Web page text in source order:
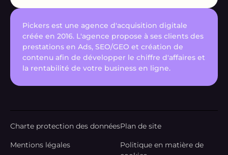
Pickers est une agence d'acquisition digitale
créée en 2016. L'agence propose à ses clients des
prestations en Ads, SEO/GEO et création de
contenu afin de développer le chiffre d'affaires et
la rentabilité de votre business en ligne.
Charte protection des donnéesPlan de site
Mentions légales
Politique en matière de